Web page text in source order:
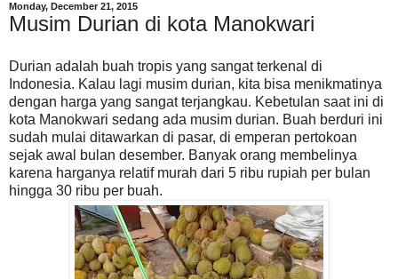
Monday, December 21, 2015
Musim Durian di kota Manokwari
Durian adalah buah tropis yang sangat terkenal di
Indonesia. Kalau lagi musim durian, kita bisa menikmatinya
dengan harga yang sangat terjangkau. Kebetulan saat ini di
kota Manokwari sedang ada musim durian. Buah berduri ini
sudah mulai ditawarkan di pasar, di emperan pertokoan
sejak awal bulan desember. Banyak orang membelinya
karena harganya relatif murah dari 5 ribu rupiah per bulan
hingga 30 ribu per buah.